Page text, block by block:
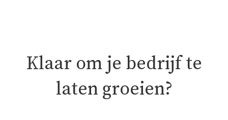
Klaar om je bedrijf te
laten groeien?